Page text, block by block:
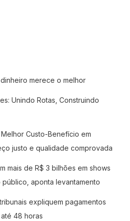
merece o melhor
Unindo Rotas, Construindo
Custo-Benefício em
justo e qualidade comprovada
mais de R$ 3 bilhões em shows
aponta levantamento
expliquem pagamentos
48 horas